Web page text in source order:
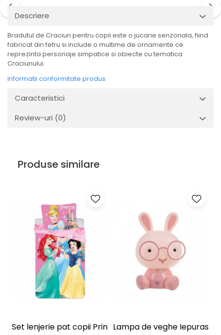
Descriere
Bradutul de Craciun pentru copii este o jucarie senzoriala, fiind
fabricat din fetru si include o multime de ornamente ce
reprezinta personaje simpatice si obiecte cu tematica
Craciunului.
Informatii conformitate produs
Caracteristici
Review-uri (0)
Produse similare
Set lenjerie pat copii Princess Ariel, Cinderella and
Lampa de veghe Iepuras